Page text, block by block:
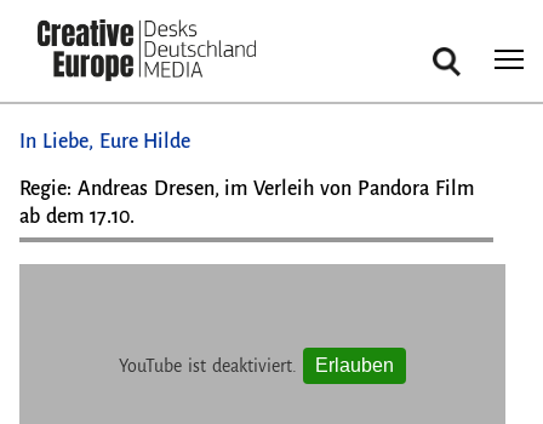
zum
Inhalt
Suche
In Liebe, Eure Hilde
Regie: Andreas Dresen, im Verleih von Pandora Film
ab dem 17.10.
YouTube ist deaktiviert. Erlauben